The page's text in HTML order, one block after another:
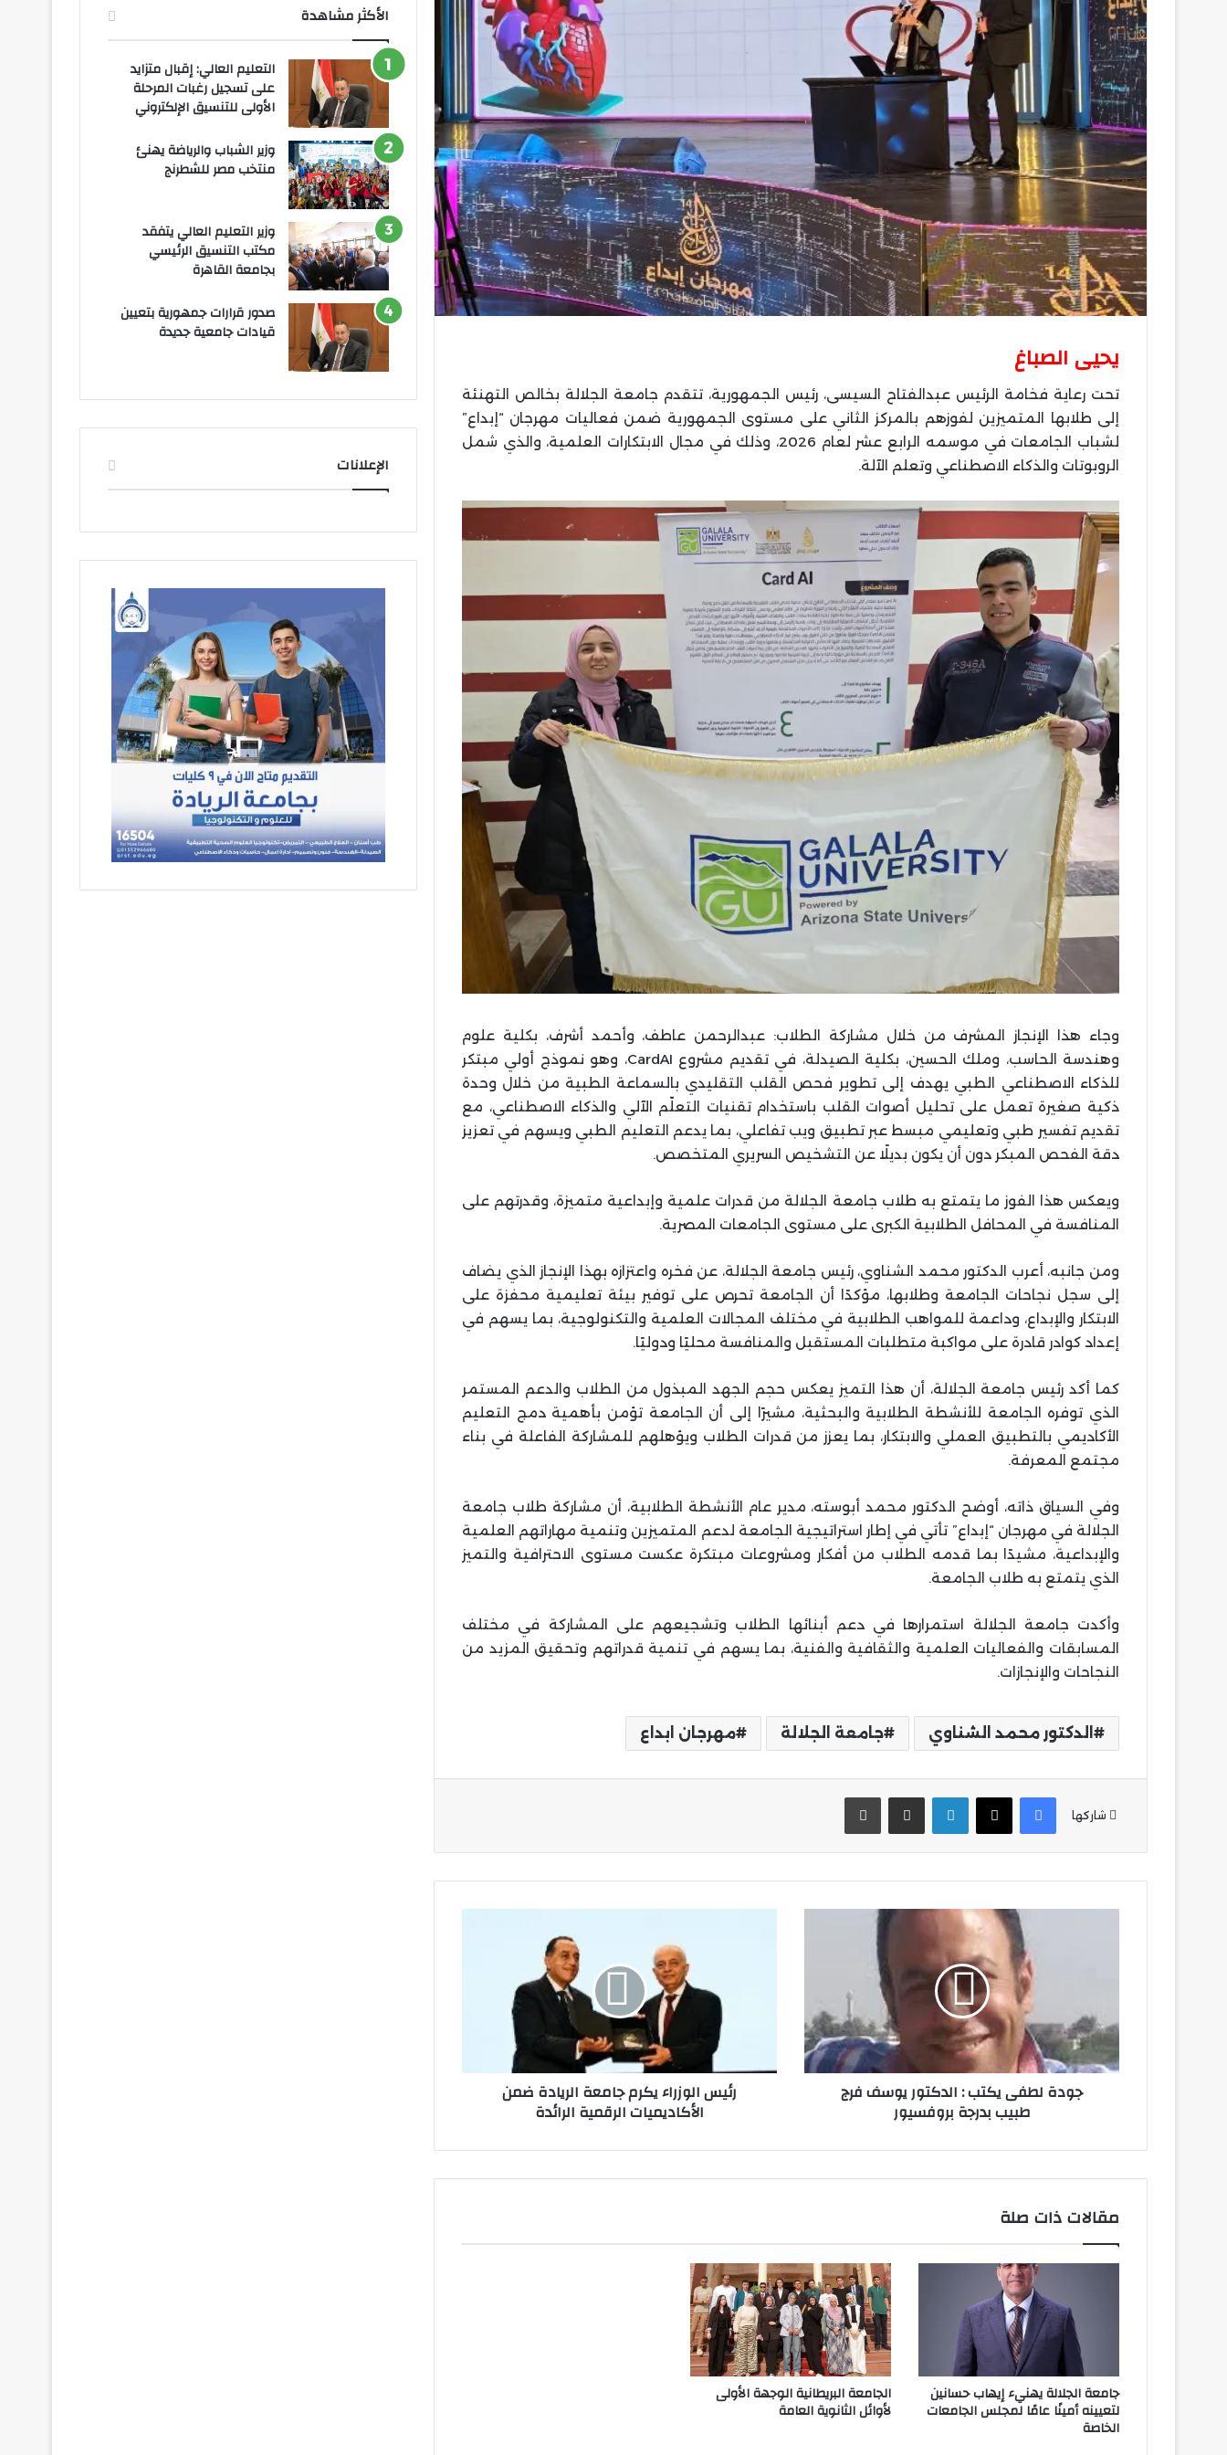
يحيى الصباغ
تحت رعاية فخامة الرئيس عبدالفتاح السيسى، رئيس الجمهورية، تتقدم جامعة الجلالة بخالص التهنئة
إلى طلابها المتميزين لفوزهم بالمركز الثاني على مستوى الجمهورية ضمن فعاليات مهرجان “إبداع”
لشباب الجامعات في موسمه الرابع عشر لعام 2026، وذلك في مجال الابتكارات العلمية، والذي شمل
الروبوتات والذكاء الاصطناعي وتعلم الآلة.
وجاء هذا الإنجاز المشرف من خلال مشاركة الطلاب: عبدالرحمن عاطف، وأحمد أشرف، بكلية علوم
وهندسة الحاسب، وملك الحسين، بكلية الصيدلة، في تقديم مشروع CardAI، وهو نموذج أولي مبتكر
للذكاء الاصطناعي الطبي يهدف إلى تطوير فحص القلب التقليدي بالسماعة الطبية من خلال وحدة
ذكية صغيرة تعمل على تحليل أصوات القلب باستخدام تقنيات التعلّم الآلي والذكاء الاصطناعي، مع
تقديم تفسير طبي وتعليمي مبسط عبر تطبيق ويب تفاعلي، بما يدعم التعليم الطبي ويسهم في تعزيز
دقة الفحص المبكر دون أن يكون بديلًا عن التشخيص السريري المتخصص.
ويعكس هذا الفوز ما يتمتع به طلاب جامعة الجلالة من قدرات علمية وإبداعية متميزة، وقدرتهم على
المنافسة في المحافل الطلابية الكبرى على مستوى الجامعات المصرية.
ومن جانبه، أعرب الدكتور محمد الشناوي، رئيس جامعة الجلالة، عن فخره واعتزازه بهذا الإنجاز الذي يضاف
إلى سجل نجاحات الجامعة وطلابها، مؤكدًا أن الجامعة تحرص على توفير بيئة تعليمية محفزة على
الابتكار والإبداع، وداعمة للمواهب الطلابية في مختلف المجالات العلمية والتكنولوجية، بما يسهم في
إعداد كوادر قادرة على مواكبة متطلبات المستقبل والمنافسة محليًا ودوليًا.
كما أكد رئيس جامعة الجلالة، أن هذا التميز يعكس حجم الجهد المبذول من الطلاب والدعم المستمر
الذي توفره الجامعة للأنشطة الطلابية والبحثية، مشيرًا إلى أن الجامعة تؤمن بأهمية دمج التعليم
الأكاديمي بالتطبيق العملي والابتكار، بما يعزز من قدرات الطلاب ويؤهلهم للمشاركة الفاعلة في بناء
مجتمع المعرفة.
وفي السياق ذاته، أوضح الدكتور محمد أبوسته، مدير عام الأنشطة الطلابية، أن مشاركة طلاب جامعة
الجلالة في مهرجان “إبداع” تأتي في إطار استراتيجية الجامعة لدعم المتميزين وتنمية مهاراتهم العلمية
والإبداعية، مشيدًا بما قدمه الطلاب من أفكار ومشروعات مبتكرة عكست مستوى الاحترافية والتميز
الذي يتمتع به طلاب الجامعة.
وأكدت جامعة الجلالة استمرارها في دعم أبنائها الطلاب وتشجيعهم على المشاركة في مختلف
المسابقات والفعاليات العلمية والثقافية والفنية، بما يسهم في تنمية قدراتهم وتحقيق المزيد من
النجاحات والإنجازات.
الدكتور محمد الشناوي جامعة الجلالة مهرجان ابداع
شاركها
فيسبوك
‫X لينكدإن مشاركة عبر البريد طباعة
يوسف
فرج
طبيب
بدرجة
بروفسيورجودة لطفى يكتب : الدكتور يوسف فرج
طبيب بدرجة بروفسيور
الأكاديميات
الرائدة
رئيس الوزراء يكرم جامعة الريادة ضمن
الأكاديميات الرقمية الرائدة
مقالات ذات صلة
جامعة الجلالة يهنيء إيهاب حسانين
لتعيينه أمينًا عامًا لمجلس الجامعات
الخاصة
الجامعة البريطانية الوجهة الأولى
لأوائل الثانوية العامة
الأكثر مشاهدة
التعليم العالي: إقبال متزايد
على تسجيل رغبات المرحلة
الأولى للتنسيق الإلكتروني
وزير الشباب والرياضة يهنئ
منتخب مصر للشطرنج
وزير التعليم العالي يتفقد
مكتب التنسيق الرئيسي
بجامعة القاهرة
صدور قرارات جمهورية بتعيين
قيادات جامعية جديدة
الإعلانات